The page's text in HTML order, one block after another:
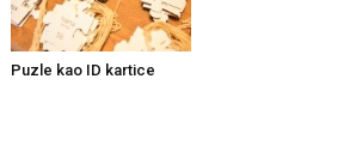
Puzle kao ID kartice